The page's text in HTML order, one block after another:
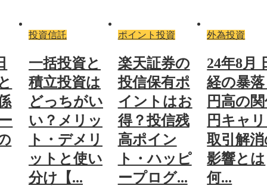
投資信託
一括投資と
積立投資は
どっちがい
い？メリッ
ト・デメリ
ットと使い
分け【...
ポイント投資
楽天証券の
投信保有ポ
イントはお
得？投信残
高ポイン
ト・ハッピ
ープログ...
外為投資
24年8月
経の暴
円高の
円キャ
取引解
影響とは
何...